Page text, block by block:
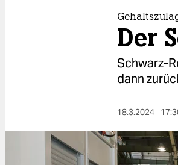
Der
Schwarz-
dann
18.3.2024